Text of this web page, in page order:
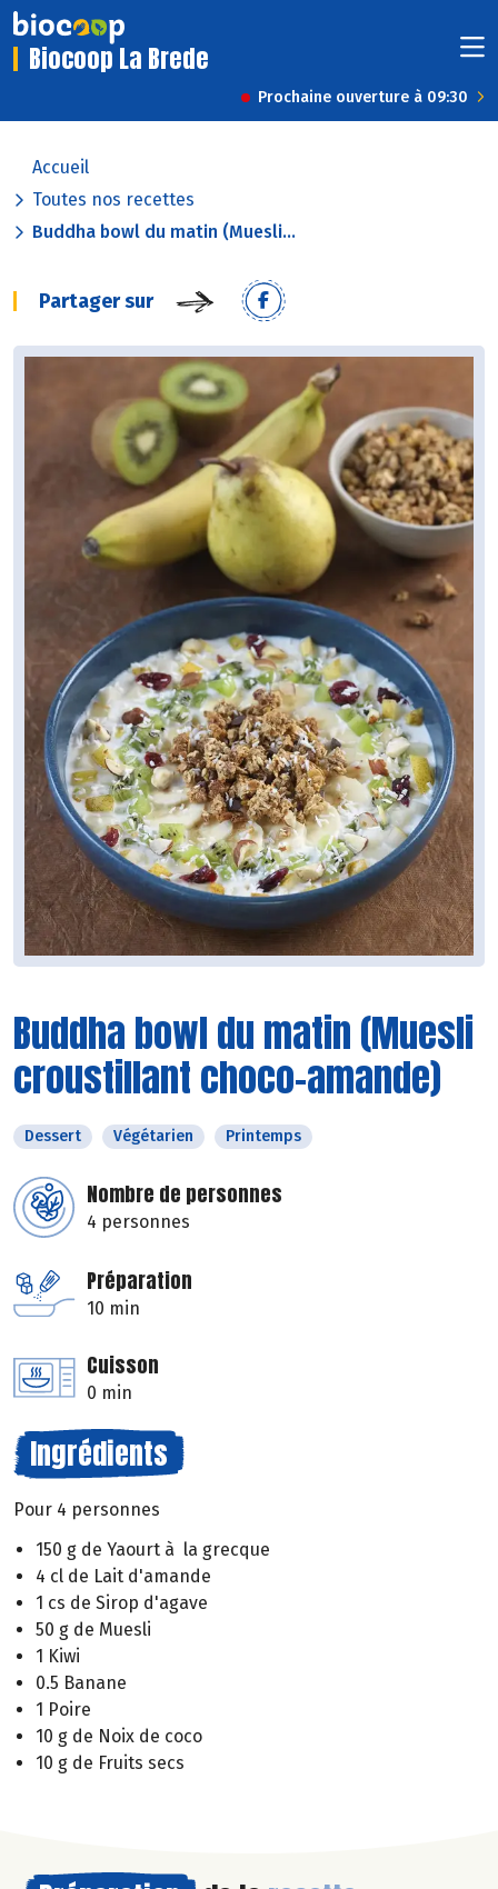
Biocoop La Brede
Prochaine ouverture à 09:30
Accueil
Toutes nos recettes
Buddha bowl du matin (Muesli...
Partager sur
Buddha bowl du matin (Muesli
croustillant choco-amande)
Dessert Végétarien Printemps
Nombre de personnes
4 personnes
Préparation
10 min
Cuisson
0 min
Ingrédients
Pour 4 personnes
150 g de Yaourt à la grecque
4 cl de Lait d'amande
1 cs de Sirop d'agave
50 g de Muesli
1 Kiwi
0.5 Banane
1 Poire
10 g de Noix de coco
10 g de Fruits secs